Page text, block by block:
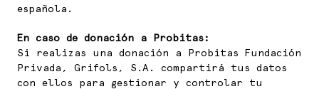
española.
En caso de donación a Probitas:
Si realizas una donación a Probitas Fundación
Privada, Grifols, S.A. compartirá tus datos
con ellos para gestionar y controlar tu